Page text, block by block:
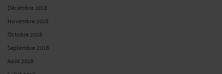
Décembre 2018
Novembre 2018
Octobre 2018
Septembre 2018
Août 2018